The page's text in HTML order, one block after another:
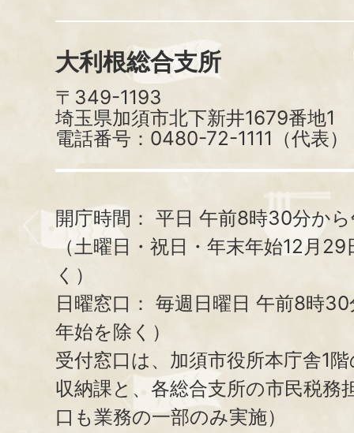
大利根総合支所
〒349-1193
埼玉県加須市北下新井1679番地1
電話番号：0480-72-1111（代表）
開庁時間： 平日 午前8時30分か
（土曜日・祝日・年末年始12月
く）
日曜窓口： 毎週日曜日 午前8時
年始を除く）
受付窓口は、加須市役所本庁舎1
収納課と、 各総合支所の市民税務
口も業務の一部のみ実施）